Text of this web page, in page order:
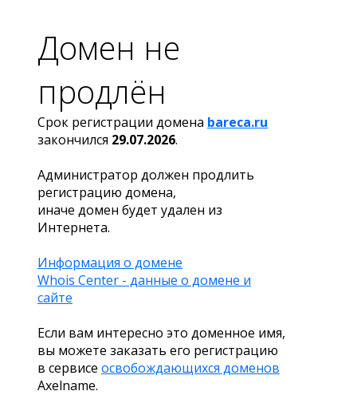
Домен не
продлён
Срок регистрации домена bareca.ru
закончился 29.07.2026.
Администратор должен продлить
регистрацию домена,
иначе домен будет удален из
Интернета.
Информация о домене
Whois Center - данные о домене и
сайте
Если вам интересно это доменное имя,
вы можете заказать его регистрацию
в сервисе освобождающихся доменов
Axelname.